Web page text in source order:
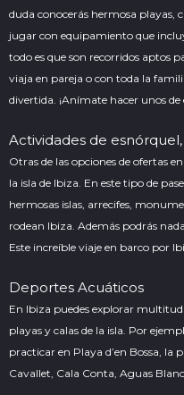
duda conocerás hermosa playas,
jugar con equipamiento que
todo es que son recorridos aptos
viaja en pareja o con toda la
divertida. ¡Anímate hacer unos de
Actividades de
Otras de las opciones de ofertas
la isla de Ibiza. En este tipo de
hermosas islas, arrecifes,
rodean Ibiza. Además podrás
Este increíble viaje en barco por
Deportes Acuáticos
En Ibiza puedes explorar multitud
playas y calas de la isla. Por
practicar en Playa d’en Bossa, la
Cavallet, Cala Conta, Aguas